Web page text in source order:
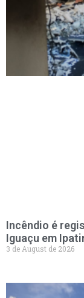
Incêndio é
Iguaçu em
3 de August de 2026